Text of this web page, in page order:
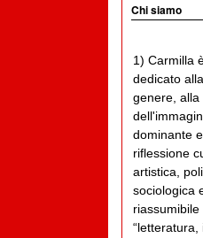
Chi siamo
1) Carmilla
dedicato
genere, alla
dominante
riflessione
artistica,
sociologica